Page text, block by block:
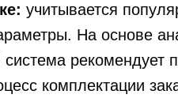
учитывается
На основе
рекомендует
комплектации